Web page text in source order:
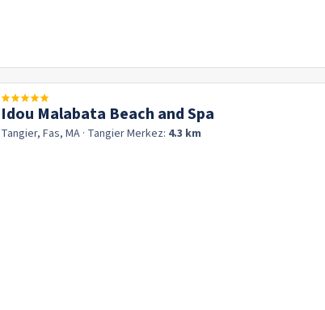
Idou Malabata Beach and Spa
Tangier, Fas, MA · TangierMerkez: 4.3 km